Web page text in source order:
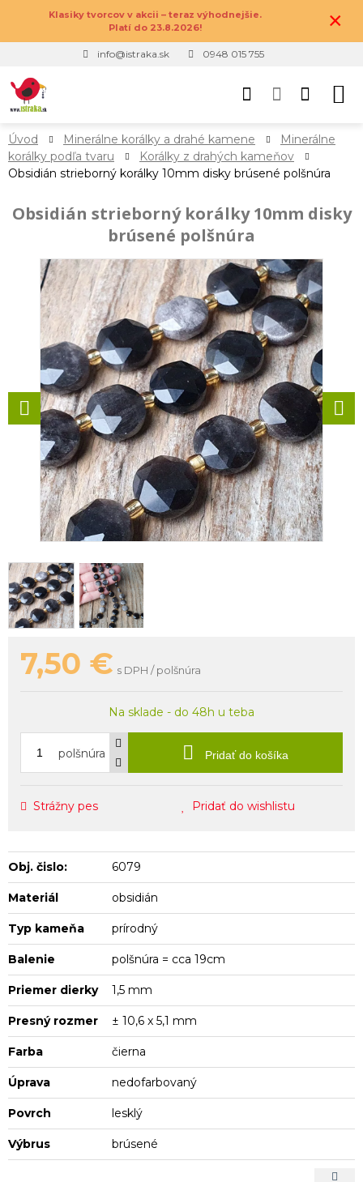
Klasiky tvorcov v akcii – teraz výhodnejšie.
Platí do 23.8.2026!
×
info@istraka.sk 0948 015 755
Úvod Minerálne korálky a drahé kamene
Minerálne
korálky podľa tvaru
Korálky z drahých kameňov
Obsidián strieborný korálky 10mm disky brúsené polšnúra
Obsidián strieborný korálky 10mm disky
brúsené polšnúra
7,50 € s DPH / polšnúra
Na sklade - do 48h u teba
polšnúra Pridať do košíka
Strážny pes Pridať do wishlistu
Obj. čislo: 6079
Materiál obsidián
Typ kameňa prírodný
Balenie polšnúra = cca 19cm
Priemer dierky 1,5 mm
Presný rozmer ± 10,6 x 5,1 mm
Farba čierna
Úprava nedofarbovaný
Povrch lesklý
Výbrus brúsené